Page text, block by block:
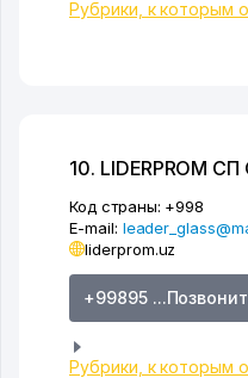
Рубрики, к которым
10. LIDERPROM
Код страны: +998
E-mail:
liderprom.uz
+99895
Рубрики, к которым